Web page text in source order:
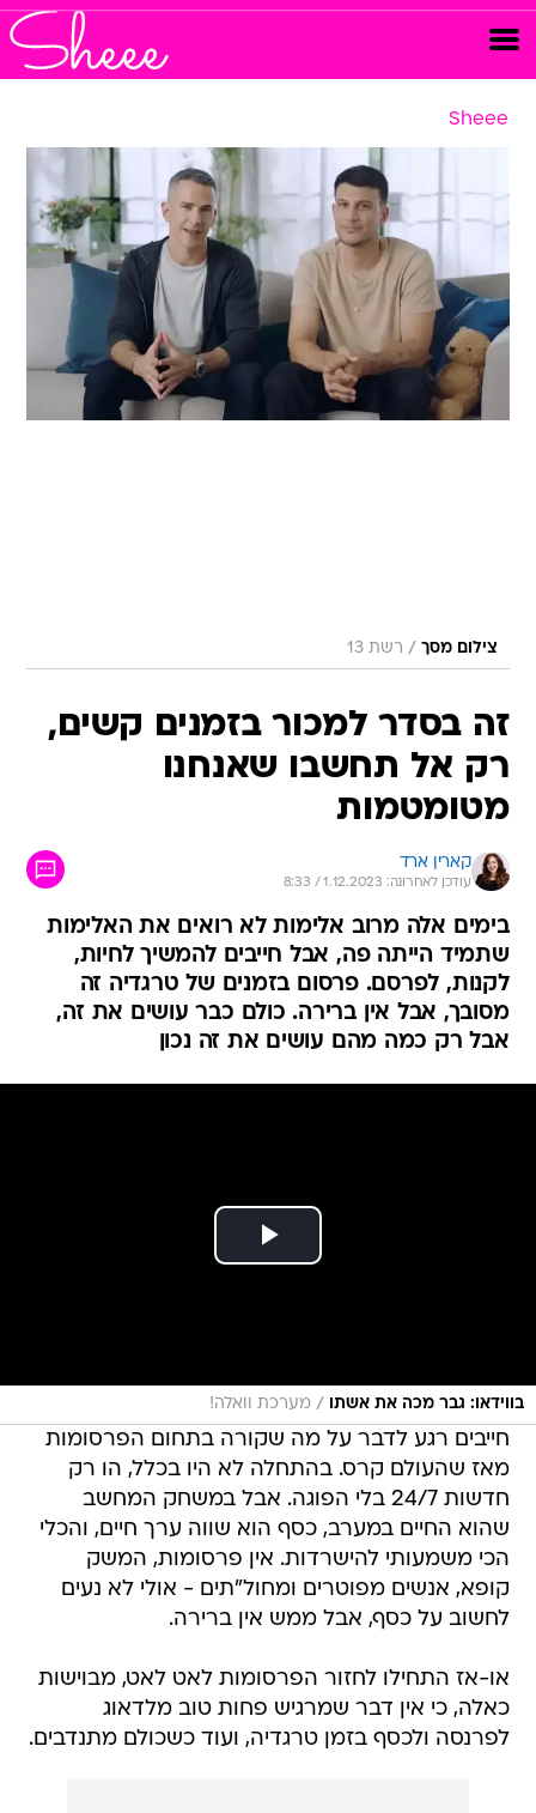
Sheee
צילום מסך / רשת 13
זה בסדר למכור בזמנים קשים,
רק אל תחשבו שאנחנו
מטומטמות
קארין ארד
עודכן לאחרונה: 1.12.2023 / 8:33
בימים אלה מרוב אלימות לא רואים את האלימות
שתמיד הייתה פה, אבל חייבים להמשיך לחיות,
לקנות, לפרסם. פרסום בזמנים של טרגדיה זה
מסובך, אבל אין ברירה. כולם כבר עושים את זה,
אבל רק כמה מהם עושים את זה נכון
בווידאו: גבר מכה את אשתו / מערכת וואלה!
חייבים רגע לדבר על מה שקורה בתחום הפרסומות
מאז שהעולם קרס. בהתחלה לא היו בכלל, הו רק
חדשות 24/7 בלי הפוגה. אבל במשחק המחשב
שהוא החיים במערב, כסף הוא שווה ערך חיים, והכלי
הכי משמעותי להישרדות. אין פרסומות, המשק
קופא, אנשים מפוטרים ומחול"תים - אולי לא נעים
לחשוב על כסף, אבל ממש אין ברירה.
או-אז התחילו לחזור הפרסומות לאט לאט, מבוישות
כאלה, כי אין דבר שמרגיש פחות טוב מלדאוג
לפרנסה ולכסף בזמן טרגדיה, ועוד כשכולם מתנדבים.